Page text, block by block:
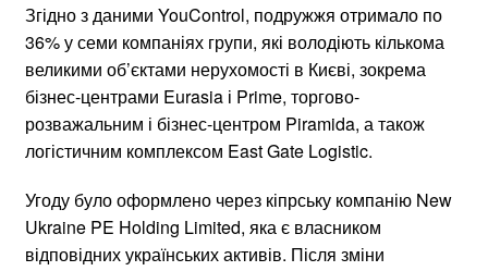
Згідно з даними YouControl, подружжя отримало по
36% у семи компаніях групи, які володіють кількома
великими об’єктами нерухомості в Києві, зокрема
бізнес-центрами Eurasia і Prime, торгово-
розважальним і бізнес-центром Piramida, а також
логістичним комплексом East Gate Logistic.
Угоду було оформлено через кіпрську компанію New
Ukraine PE Holding Limited, яка є власником
відповідних українських активів. Після зміни